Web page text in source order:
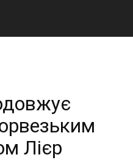
Лієр